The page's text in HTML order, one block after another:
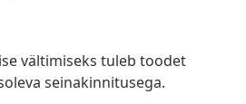
vältimiseks tuleb toodet
seinakinnitusega.